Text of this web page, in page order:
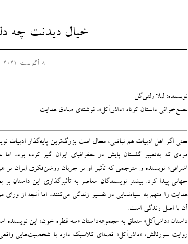
خیال دیدنت چه
8 آگوست 2021
نویسنده: لیلا زلفی‌گل
جمع‌خوانی داستان کوتاه «داش‌آکل»، نوشته‌ی صادق هدایت
حتی اگر اهل ادبیات هم نباشی، محال است بزرگ‌ترین پایه‌گذار ادبیات
اشرافی؛ نویسنده و مترجمی که تأثیر او بر جریان روشن‌فکری ایران
جهانی پیدا ‌کرد. بیشتر نویسندگان معاصر به تأثیرگذاری این داستان
هدایت را متهم به سیاه‌نمایی در تفسیر زندگی می‌کنند، اما آنچه از
آن با اصل زندگی است.
روایت سورئالش، «داش‌آکل» قصه‌ای کلاسیک دارد با شخصیت‌هایی